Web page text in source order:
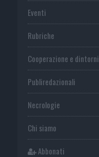
Eventi
Rubriche
Cooperazione e dintorni
Publiredazionali
Necrologie
Chi siamo
Abbonati